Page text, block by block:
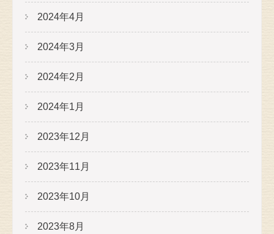
2024年4月
2024年3月
2024年2月
2024年1月
2023年12月
2023年11月
2023年10月
2023年8月